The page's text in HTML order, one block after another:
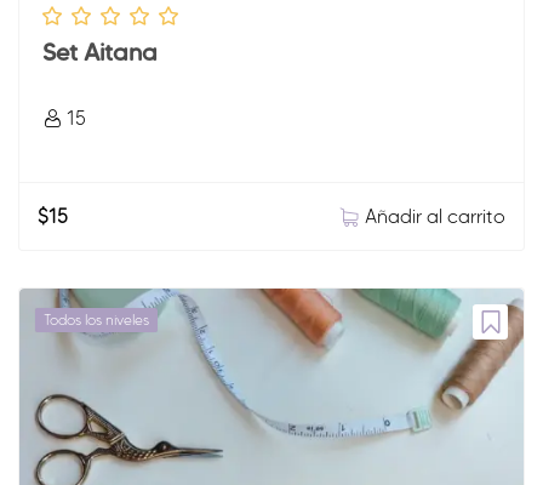
Set Aitana
15
$15 Añadir al carrito
Todos los niveles